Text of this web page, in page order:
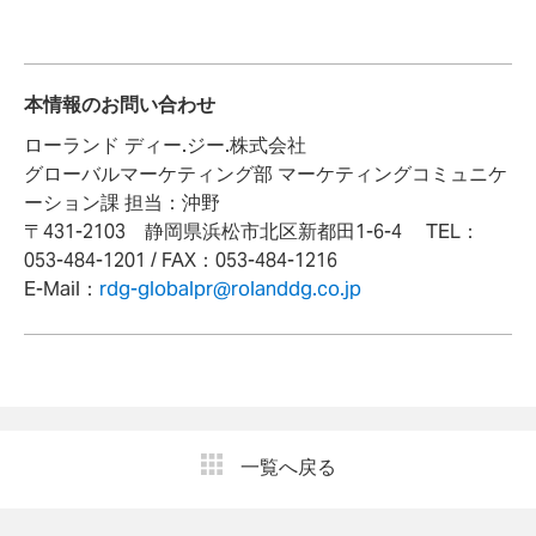
本情報のお問い合わせ
ローランド ディー.ジー.株式会社
グローバルマーケティング部 マーケティングコミュニケ
ーション課 担当：沖野
〒431-2103 静岡県浜松市北区新都田1-6-4 TEL：
053-484-1201 / FAX：053-484-1216
E-Mail： rdg-globalpr@rolanddg.co.jp
一覧へ戻る